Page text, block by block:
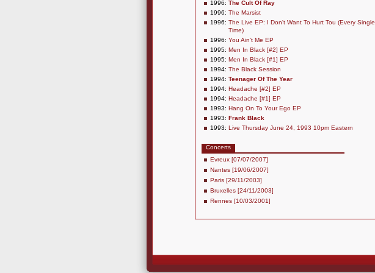
1996: The Cult Of Ray
1996: The Marsist
1996: The Live EP: I Don't Want To Hurt Tou (Every Single
Time)
1996: You Ain't Me EP
1995: Men In Black [#2] EP
1995: Men In Black [#1] EP
1994: The Black Session
1994: Teenager Of The Year
1994: Headache [#2] EP
1994: Headache [#1] EP
1993: Hang On To Your Ego EP
1993: Frank Black
1993: Live Thursday June 24, 1993 10pm Eastern
Concerts
Evreux [07/07/2007]
Nantes [19/06/2007]
Paris [29/11/2003]
Bruxelles [24/11/2003]
Rennes [10/03/2001]